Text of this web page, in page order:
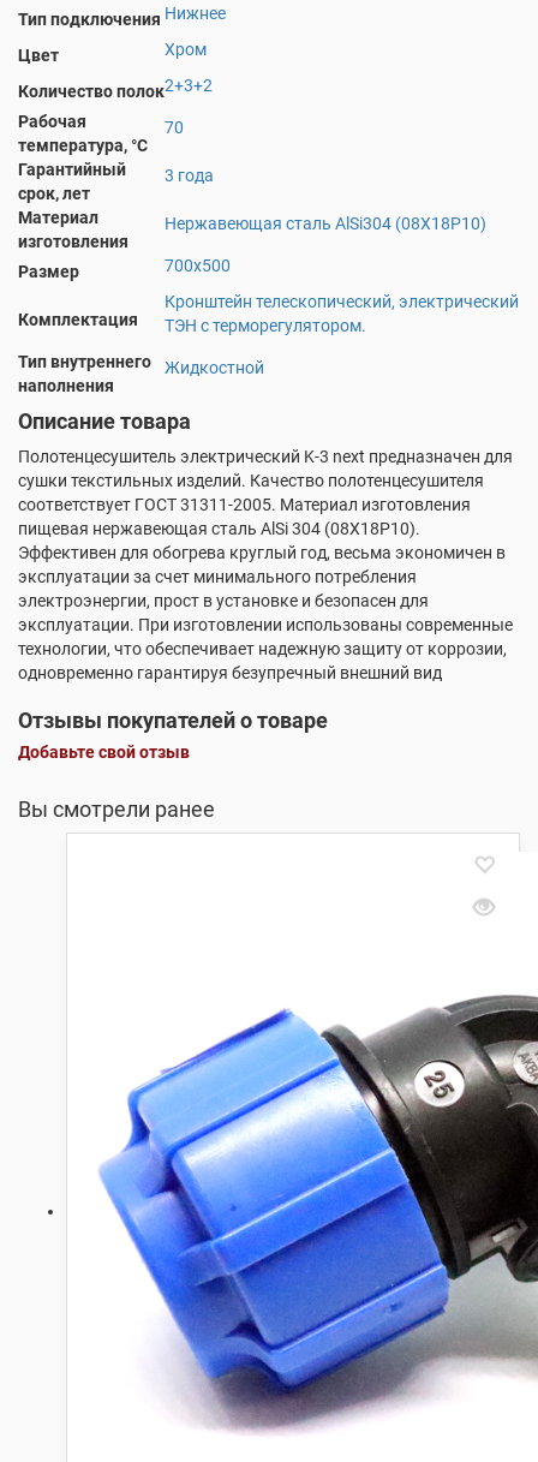
Тип подключения Нижнее
Цвет Хром
Количество полок2+3+2
Рабочая
температура, °С
70
Гарантийный
срок, лет
3 года
Материал
изготовления
Нержавеющая сталь AlSi304 (08Х18Р10)
Размер 700х500
Комплектация
Кронштейн телескопический, электрический
ТЭН с терморегулятором.
Тип внутреннего
наполнения
Жидкостной
Описание товара
Полотенцесушитель электрический K-3 next предназначен для
сушки текстильных изделий. Качество полотенцесушителя
соответствует ГОСТ 31311-2005. Материал изготовления
пищевая нержавеющая сталь AlSi 304 (08X18P10).
Эффективен для обогрева круглый год, весьма экономичен в
эксплуатации за счет минимального потребления
электроэнергии, прост в установке и безопасен для
эксплуатации. При изготовлении использованы современные
технологии, что обеспечивает надежную защиту от коррозии,
одновременно гарантируя безупречный внешний вид
Отзывы покупателей о товаре
Добавьте свой отзыв
Вы смотрели ранее